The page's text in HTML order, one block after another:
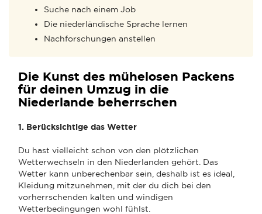
Suche nach einem Job
Die niederländische Sprache lernen
Nachforschungen anstellen
Die Kunst des mühelosen Packens
für deinen Umzug in die
Niederlande beherrschen
1. Berücksichtige das Wetter
Du hast vielleicht schon von den plötzlichen
Wetterwechseln in den Niederlanden gehört. Das
Wetter kann unberechenbar sein, deshalb ist es ideal,
Kleidung mitzunehmen, mit der du dich bei den
vorherrschenden kalten und windigen
Wetterbedingungen wohl fühlst.